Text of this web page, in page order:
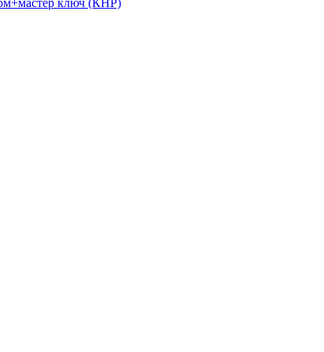
ключ (КНР)